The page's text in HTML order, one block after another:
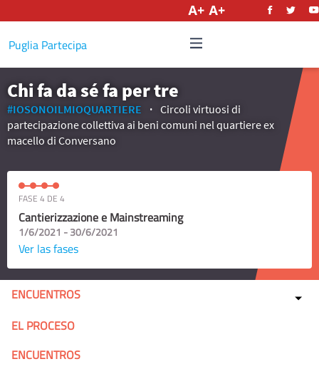
Puglia Partecipa
Chi fa da sé fa per tre
#IOSONOILMIOQUARTIERE
Circoli virtuosi di
partecipazione collettiva ai beni comuni nel quartiere ex
macello di Conversano
FASE 4 DE 4
Cantierizzazione e Mainstreaming
1/6/2021 - 30/6/2021
Ver las fases
ENCUENTROS
EL PROCESO
ENCUENTROS